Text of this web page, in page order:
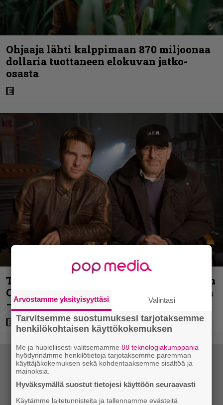
Ohjaaja lähti kalppimaan 870 miljoonaa
dollaria tuottaneen elokuvan jatko-
osasta
Tänään tv:ssä: Steven Spielbergin ja Tom
Cruisen kaveruus loppui 21 vuotta sitten
– Syynä Cruisen nolo käytös
Arvostamme yksityisyyttäsi Valintasi
Tarvitsemme suostumuksesi tarjotaksemme
henkilökohtaisen käyttökokemuksen
Me ja huolellisesti valitsemamme88 teknologiakumppania
hyödynnämme henkilötietoja tarjotaksemme paremman
käyttäjäkokemuksen sekä kohdentaaksemme sisältöä ja
mainoksia.
Hyväksymällä suostut tietojesi käyttöön seuraavasti
Käytämme laitetunnisteita ja tallennamme evästeitä